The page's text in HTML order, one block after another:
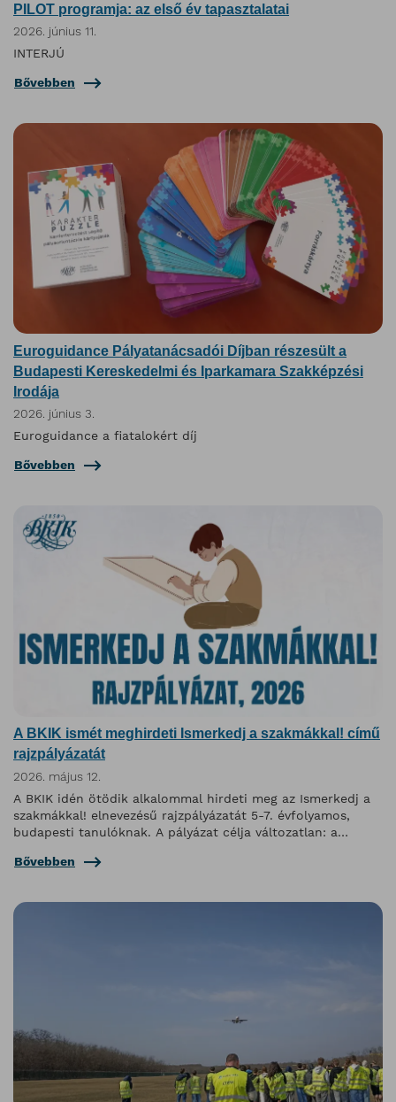
PILOT programja: az első év tapasztalatai
2026. június 11.
INTERJÚ
Bővebben
Euroguidance Pályatanácsadói Díjban részesült a
Budapesti Kereskedelmi és Iparkamara Szakképzési
Irodája
2026. június 3.
Euroguidance a fiatalokért díj
Bővebben
A BKIK ismét meghirdeti Ismerkedj a szakmákkal! című
rajzpályázatát
2026. május 12.
A BKIK idén ötödik alkalommal hirdeti meg az Ismerkedj a
szakmákkal! elnevezésű rajzpályázatát 5-7. évfolyamos,
budapesti tanulóknak. A pályázat célja változatlan: a
kihívás elé állítja őket.
Bővebben